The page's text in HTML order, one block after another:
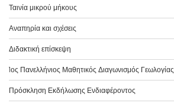
Ταινία μικρού μήκους
Αναπηρία και σχέσεις
Διδακτική επίσκεψη
1ος Πανελλήνιος Μαθητικός Διαγωνισμός Γεωλογίας
Πρόσκληση Εκδήλωσης Ενδιαφέροντος